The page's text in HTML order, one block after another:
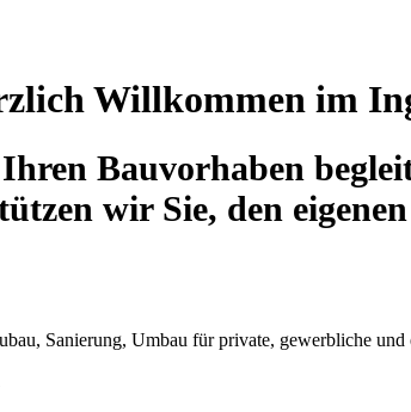
Willkommen im
Bauvorhaben
wir Sie, den
Sanierung, Umbau für private, gewerbliche